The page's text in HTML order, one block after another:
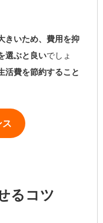
きいため、費用を抑
選ぶと良いでしょ
活費を節約すること
ス
るコツ